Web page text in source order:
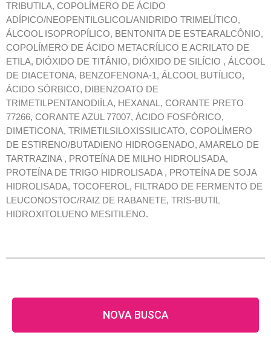
TRIBUTILA, COPOLÍMERO DE ÁCIDO
ADÍPICO/NEOPENTILGLICOL/ANIDRIDO TRIMELÍTICO,
ÁLCOOL ISOPROPÍLICO, BENTONITA DE ESTEARALCÔNIO,
COPOLÍMERO DE ÁCIDO METACRÍLICO E ACRILATO DE
ETILA, DIÓXIDO DE TITÂNIO, DIÓXIDO DE SILÍCIO , ÁLCOOL
DE DIACETONA, BENZOFENONA-1, ÁLCOOL BUTÍLICO,
ÁCIDO SÓRBICO, DIBENZOATO DE
TRIMETILPENTANODIÍLA, HEXANAL, CORANTE PRETO
77266, CORANTE AZUL 77007, ÁCIDO FOSFÓRICO,
DIMETICONA, TRIMETILSILOXISSILICATO, COPOLÍMERO
DE ESTIRENO/BUTADIENO HIDROGENADO, AMARELO DE
TARTRAZINA , PROTEÍNA DE MILHO HIDROLISADA,
PROTEÍNA DE TRIGO HIDROLISADA , PROTEÍNA DE SOJA
HIDROLISADA, TOCOFEROL, FILTRADO DE FERMENTO DE
LEUCONOSTOC/RAIZ DE RABANETE, TRIS-BUTIL
HIDROXITOLUENO MESITILENO.
NOVA BUSCA